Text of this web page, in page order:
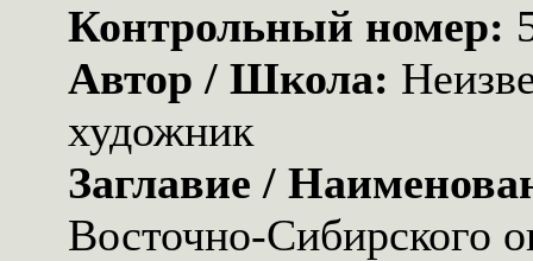
Контрольный номер:
Автор / Школа:
художник
Заглавие /
Восточно-Сибирского